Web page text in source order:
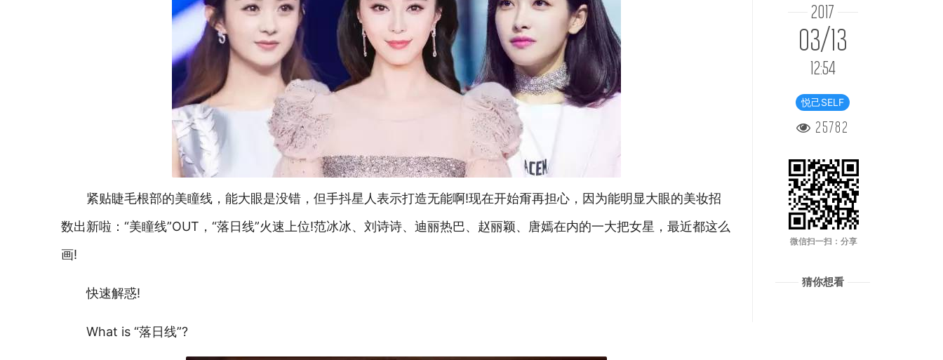
紧贴睫毛根部的美瞳线，能大眼是没错，但手抖星人表示打造无能啊!现在开始甭再担心，因为能明显大眼的美妆招
数出新啦：“美瞳线”OUT，“落日线”火速上位!范冰冰、刘诗诗、迪丽热巴、赵丽颖、唐嫣在内的一大把女星，最近都这么
画!
快速解惑!
What is “落日线”?
2017
03/13
12:54
悦己SELF
25782
微信扫一扫：分享
猜你想看